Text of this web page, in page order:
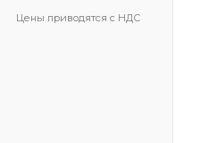
Цены приводятся с НДС